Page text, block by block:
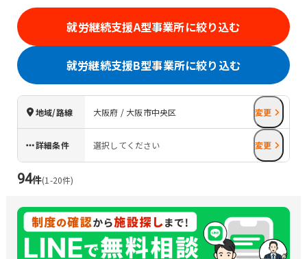
就労継続支援A型事業所に絞り込む
就労継続支援B型事業所に絞り込む
地域/路線 大阪府 / 大阪市中央区 変更
詳細条件 選択してください 変更
94件(1 -20件)